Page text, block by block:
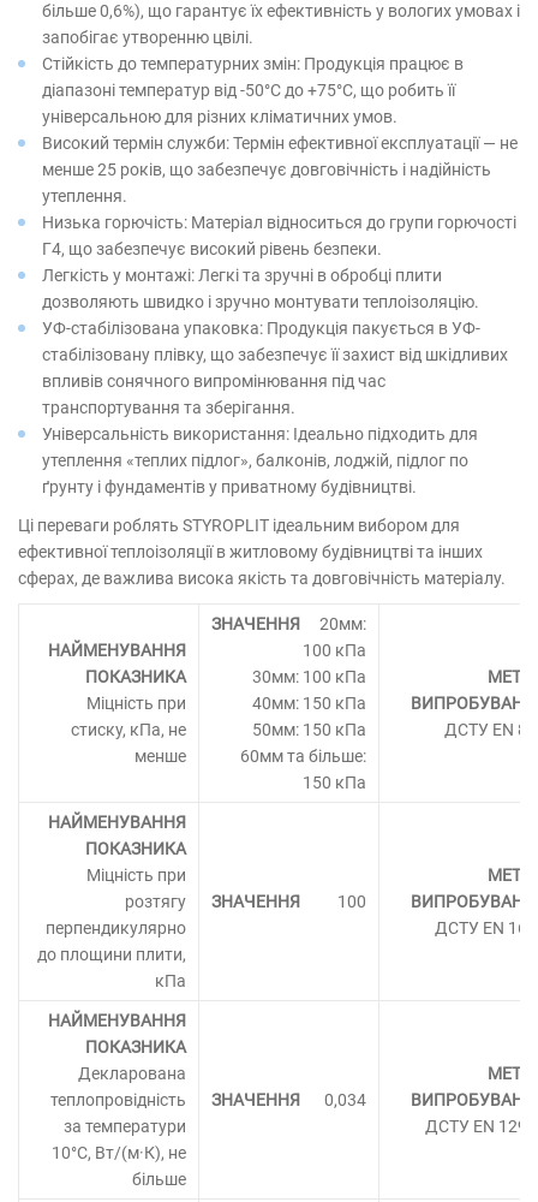
більше 0,6%), що гарантує їх ефективність у вологих умовах і
запобігає утворенню цвілі.
Стійкість до температурних змін: Продукція працює в
діапазоні температур від -50°C до +75°C, що робить її
універсальною для різних кліматичних умов.
Високий термін служби: Термін ефективної експлуатації — не
менше 25 років, що забезпечує довговічність і надійність
утеплення.
Низька горючість: Матеріал відноситься до групи горючості
Г4, що забезпечує високий рівень безпеки.
Легкість у монтажі: Легкі та зручні в обробці плити
дозволяють швидко і зручно монтувати теплоізоляцію.
УФ-стабілізована упаковка: Продукція пакується в УФ-
стабілізовану плівку, що забезпечує її захист від шкідливих
впливів сонячного випромінювання під час
транспортування та зберігання.
Універсальність використання: Ідеально підходить для
утеплення «теплих підлог», балконів, лоджій, підлог по
ґрунту і фундаментів у приватному будівництві.
Ці переваги роблять STYROPLIT ідеальним вибором для
ефективної теплоізоляції в житловому будівництві та інших
сферах, де важлива висока якість та довговічність матеріалу.
Міцність при
стиску, кПа, не
менше
20мм:
100 кПа
30мм: 100 кПа
40мм: 150 кПа
50мм: 150 кПа
60мм та більше:
150 кПа
ДСТУ ЕN
Міцність при
розтягу
перпендикулярно
до площини плити,
кПа
100
ДСТУ EN
Декларована
теплопровідність
за температури
10°С, Вт/(м·К), не
більше
0,034
ДСТУ EN